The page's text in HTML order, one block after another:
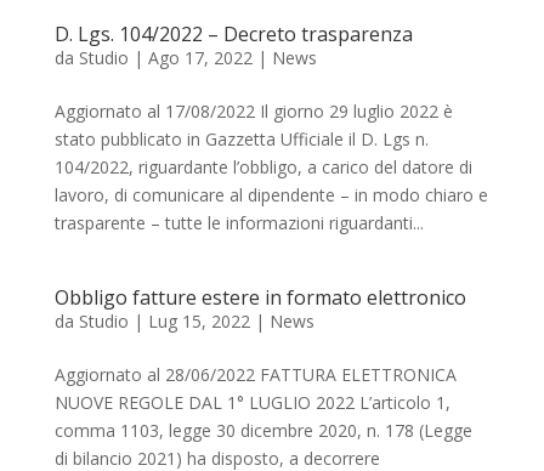
D. Lgs. 104/2022 – Decreto trasparenza
da Studio | Ago 17, 2022| News
Aggiornato al 17/08/2022 Il giorno 29 luglio 2022 è
stato pubblicato in Gazzetta Ufficiale il D. Lgs n.
104/2022, riguardante l’obbligo, a carico del datore di
lavoro, di comunicare al dipendente – in modo chiaro e
trasparente – tutte le informazioni riguardanti...
Obbligo fatture estere in formato elettronico
da Studio | Lug 15, 2022| News
Aggiornato al 28/06/2022 FATTURA ELETTRONICA
NUOVE REGOLE DAL 1° LUGLIO 2022 L’articolo 1,
comma 1103, legge 30 dicembre 2020, n. 178 (Legge
di bilancio 2021) ha disposto, a decorrere